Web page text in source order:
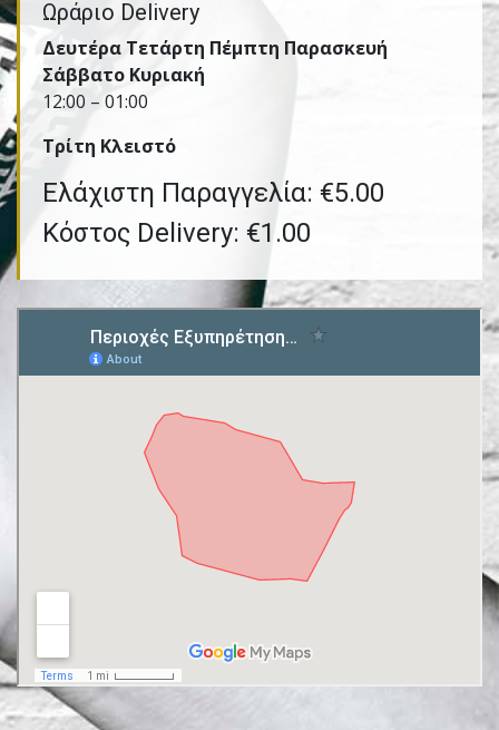
Ωράριο Delivery
Δευτέρα Τετάρτη Πέμπτη Παρασκευή
Σάββατο Κυριακή
12:00 – 01:00
Τρίτη Kλειστό
Ελάχιστη Παραγγελία: €5.00
Κόστος Delivery: €1.00